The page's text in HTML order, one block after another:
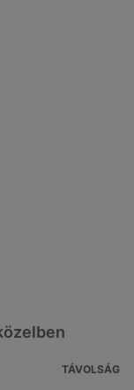
TÁVOLSÁG